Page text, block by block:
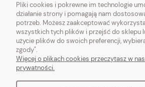
Pliki cookies i pokrewne im technologie
działanie strony i pomagają nam
potrzeb. Możesz zaakceptować
wszystkich tych plików i przejść do sklepu
użycie plików do swoich preferencji,
zgody".
Więcej o plikach cookies przeczytasz w
prywatności.